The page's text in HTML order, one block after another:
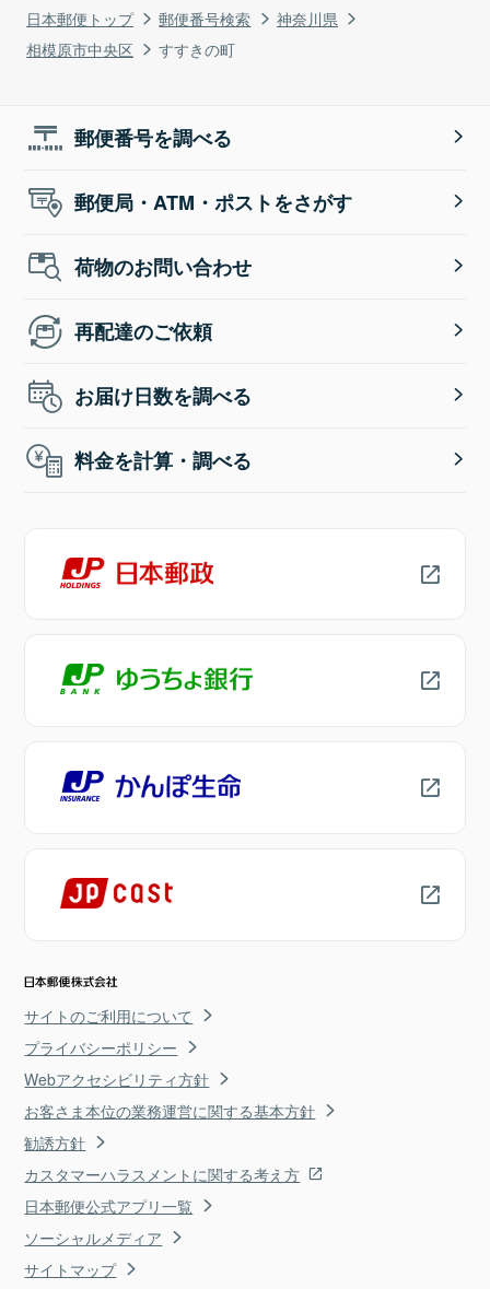
日本郵便トップ 郵便番号検索
神奈川県
相模原市中央区
すすきの町
郵便番号を調べる
郵便局・ATM・ポストをさがす
荷物のお問い合わせ
再配達のご依頼
お届け日数を調べる
料金を計算・調べる
サイトのご利用について
プライバシーポリシー
Webアクセシビリティ方針
お客さま本位の業務運営に関する基本方針
勧誘方針
カスタマーハラスメントに関する考え方
日本郵便公式アプリ一覧
ソーシャルメディア
サイトマップ